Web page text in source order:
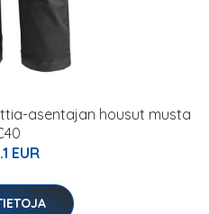
asentajan housut musta
EUR